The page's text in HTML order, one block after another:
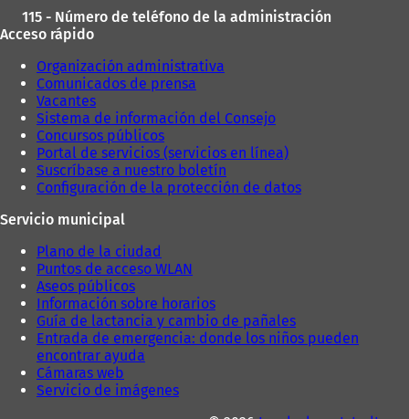
v
e
s
a
ñ
a
)
115 - Número de teléfono de la administración
Acceso rápido
Organización administrativa
Comunicados de prensa
Vacantes
Sistema de información del Consejo
Concursos públicos
Portal de servicios (servicios en línea)
Suscríbase a nuestro boletín
Configuración de la protección de datos
Servicio municipal
Plano de la ciudad
Puntos de acceso WLAN
Aseos públicos
Información sobre horarios
Guía de lactancia y cambio de pañales
Entrada de emergencia: donde los niños pueden
encontrar ayuda
Cámaras web
Servicio de imágenes